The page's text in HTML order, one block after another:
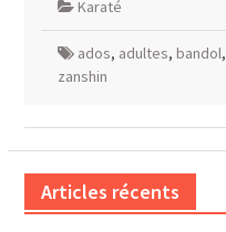
Karaté
ados, adultes, bandol,
zanshin
Articles récents